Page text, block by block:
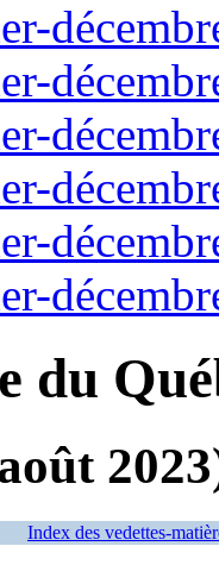
du
Index des vedettes-